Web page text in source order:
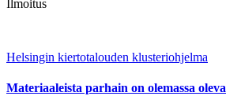
Ilmoitus
Helsingin kiertotalouden klusteriohjelma
Materiaaleista parhain on olemassa oleva